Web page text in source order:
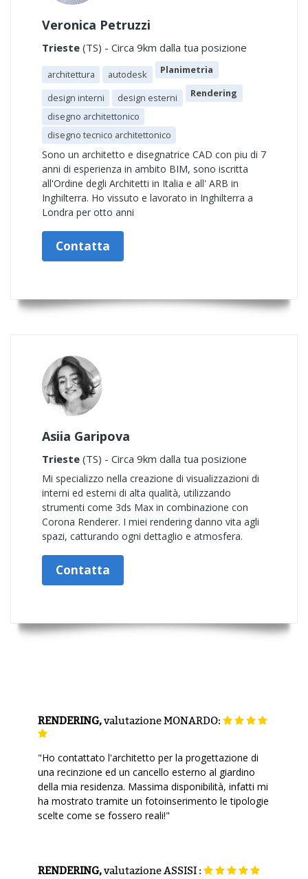
Veronica Petruzzi
Trieste (TS) - Circa 9km dalla tua posizione
architettura autodesk Planimetria
design interni design esterni
Rendering
disegno architettonico
disegno tecnico architettonico
Sono un architetto e disegnatrice CAD con piu di 7
anni di esperienza in ambito BIM, sono iscritta
all'Ordine degli Architetti in Italia e all' ARB in
Inghilterra. Ho vissuto e lavorato in Inghilterra a
Londra per otto anni
Contatta
Asiia Garipova
Trieste (TS) - Circa 9km dalla tua posizione
Mi specializzo nella creazione di visualizzazioni di
interni ed esterni di alta qualità, utilizzando
strumenti come 3ds Max in combinazione con
Corona Renderer. I miei rendering danno vita agli
spazi, catturando ogni dettaglio e atmosfera.
Contatta
RENDERING,valutazioneMONARDO:
"Ho contattato l'architetto per la progettazione di
una recinzione ed un cancello esterno al giardino
della mia residenza. Massima disponibilità, infatti mi
ha mostrato tramite un fotoinserimento le tipologie
scelte come se fossero reali!"
RENDERING,valutazioneASSISI :